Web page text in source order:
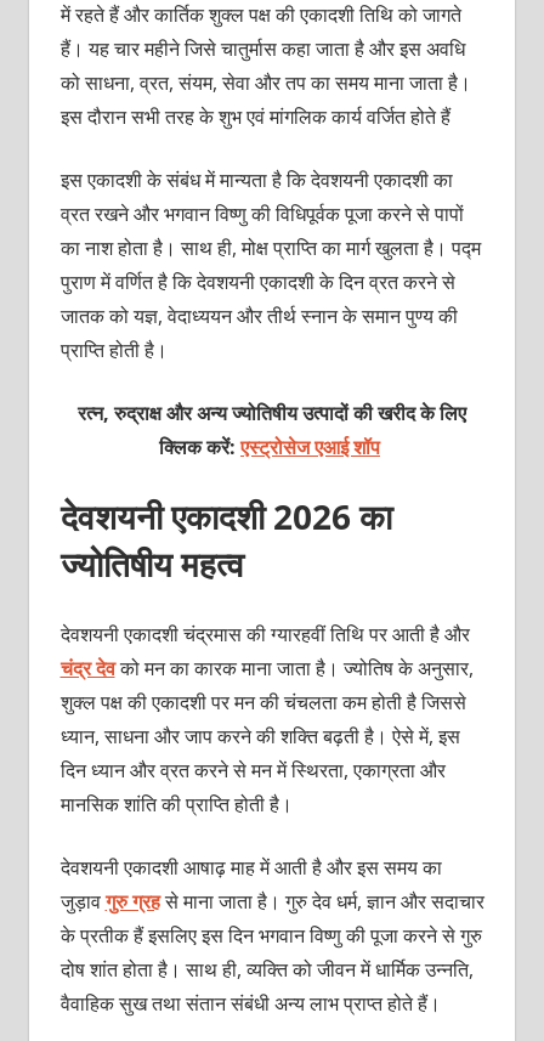
में रहते हैं और कार्तिक शुक्ल पक्ष की एकादशी तिथि को जागते
हैं। यह चार महीने जिसे चातुर्मास कहा जाता है और इस अवधि
को साधना, व्रत, संयम, सेवा और तप का समय माना जाता है।
इस दौरान सभी तरह के शुभ एवं मांगलिक कार्य वर्जित होते हैं
इस एकादशी के संबंध में मान्यता है कि देवशयनी एकादशी का
व्रत रखने और भगवान विष्णु की विधिपूर्वक पूजा करने से पापों
का नाश होता है। साथ ही, मोक्ष प्राप्ति का मार्ग खुलता है। पद्म
पुराण में वर्णित है कि देवशयनी एकादशी के दिन व्रत करने से
जातक को यज्ञ, वेदाध्ययन और तीर्थ स्नान के समान पुण्य की
प्राप्ति होती है।
रत्न, रुद्राक्ष और अन्य ज्योतिषीय उत्पादों की खरीद के लिए
क्लिक करें:एस्ट्रोसेज एआई शॉप
देवशयनी एकादशी 2026 का
ज्योतिषीय महत्व
देवशयनी एकादशी चंद्रमास की ग्यारहवीं तिथि पर आती है और
चंद्र देवको मन का कारक माना जाता है। ज्योतिष के अनुसार,
शुक्ल पक्ष की एकादशी पर मन की चंचलता कम होती है जिससे
ध्यान, साधना और जाप करने की शक्ति बढ़ती है। ऐसे में, इस
दिन ध्यान और व्रत करने से मन में स्थिरता, एकाग्रता और
मानसिक शांति की प्राप्ति होती है।
देवशयनी एकादशी आषाढ़ माह में आती है और इस समय का
जुड़ावगुरु ग्रहसे माना जाता है। गुरु देव धर्म, ज्ञान और सदाचार
के प्रतीक हैं इसलिए इस दिन भगवान विष्णु की पूजा करने से गुरु
दोष शांत होता है। साथ ही, व्यक्ति को जीवन में धार्मिक उन्नति,
वैवाहिक सुख तथा संतान संबंधी अन्य लाभ प्राप्त होते हैं।